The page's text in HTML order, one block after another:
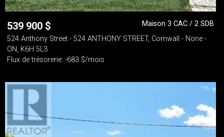
539 900 $
Maison 3 CAC / 2 SDB
524 Anthony Street - 524 ANTHONY STREET, Cornwall - None -
ON, K6H 5L3
Flux de trésorerie: -683 $/mois